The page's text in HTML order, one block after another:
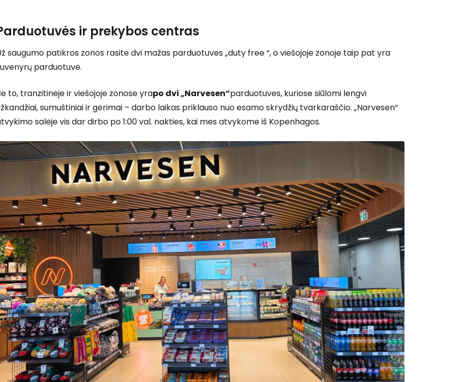
ir prekybos centras
saugumo patikros zonos rasite dvi mažas parduotuves „duty free“, o viešojoje zonoje taip pat yra
parduotuvė.
to, tranzitinėje ir viešojoje zonose yrapo dvi „Narvesen“parduotuves, kuriose siūlomi lengvi
sumuštiniai ir gėrimai – darbo laikas priklauso nuo esamo skrydžių tvarkaraščio. „Narvesen“
salėje vis dar dirbo po 1:00 val. nakties, kai mes atvykome iš Kopenhagos.
Prisijunkite prie Cestee
... pasaulinė kelionių bendruomenė